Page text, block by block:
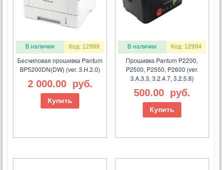
В наличии Код: 12999
Бесчиповая прошивка Pantum
BP5200DN(DW) (ver. 3.H.2.0)
2 000.00 руб.
Купить
В наличии Код: 12994
Прошивка Pantum P2200,
P2500, P2550, P2600 (ver.
3.A.3.3, 3.2.4.7, 3.2.5.8)
500.00 руб.
Купить